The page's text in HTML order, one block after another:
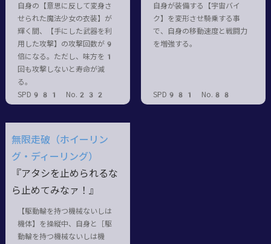
自身の【意思に反して変身さ
せられた魔法少女の衣装】が
輝く間、【手にした武器を利
用した攻撃】の攻撃回数が9
倍になる。ただし、味方を1
回も攻撃しないと寿命が減
る。
SPD981 No.232
自身が装備する【宇宙バイ
ク】を変形させ騎乗する事
で、自身の移動速度と戦闘力
を増強する。
SPD981 No.88
無限走破（ホイーリン
グ・ディーリング）
『アタシを止められるな
ら止めてみなァ！』
【駆動輪を持つ機械ないしは
機体】を操縦中、自身と［駆
動輪を持つ機械ないしは機